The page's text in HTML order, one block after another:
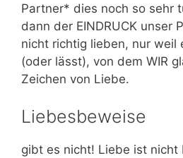
Partner* dies noch so sehr
dann der EINDRUCK unser
nicht richtig lieben, nur weil
(oder lässt), von dem WIR
Zeichen von Liebe.
Liebesbeweise
gibt es nicht! Liebe ist nicht